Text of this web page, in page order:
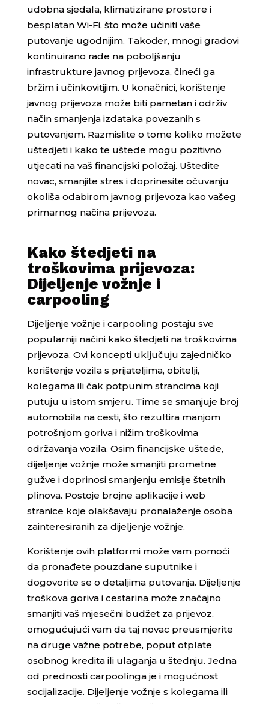
udobna sjedala, klimatizirane prostore i
besplatan Wi-Fi, što može učiniti vaše
putovanje ugodnijim. Također, mnogi gradovi
kontinuirano rade na poboljšanju
infrastrukture javnog prijevoza, čineći ga
bržim i učinkovitijim. U konačnici, korištenje
javnog prijevoza može biti pametan i održiv
način smanjenja izdataka povezanih s
putovanjem. Razmislite o tome koliko možete
uštedjeti i kako te uštede mogu pozitivno
utjecati na vaš financijski položaj. Uštedite
novac, smanjite stres i doprinesite očuvanju
okoliša odabirom javnog prijevoza kao vašeg
primarnog načina prijevoza.
Kako štedjeti na
troškovima prijevoza:
Dijeljenje vožnje i
carpooling
Dijeljenje vožnje i carpooling postaju sve
popularniji načini kako štedjeti na troškovima
prijevoza. Ovi koncepti uključuju zajedničko
korištenje vozila s prijateljima, obitelji,
kolegama ili čak potpunim strancima koji
putuju u istom smjeru. Time se smanjuje broj
automobila na cesti, što rezultira manjom
potrošnjom goriva i nižim troškovima
održavanja vozila. Osim financijske uštede,
dijeljenje vožnje može smanjiti prometne
gužve i doprinosi smanjenju emisije štetnih
plinova. Postoje brojne aplikacije i web
stranice koje olakšavaju pronalaženje osoba
zainteresiranih za dijeljenje vožnje.
Korištenje ovih platformi može vam pomoći
da pronađete pouzdane suputnike i
dogovorite se o detaljima putovanja. Dijeljenje
troškova goriva i cestarina može značajno
smanjiti vaš mjesečni budžet za prijevoz,
omogućujući vam da taj novac preusmjerite
na druge važne potrebe, poput otplate
osobnog kredita ili ulaganja u štednju. Jedna
od prednosti carpoolinga je i mogućnost
socijalizacije. Dijeljenje vožnje s kolegama ili